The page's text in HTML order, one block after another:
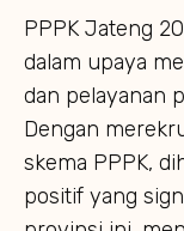
PPPK Jateng
dalam upaya
dan pelayanan
Dengan
skema PPPK,
positif yang